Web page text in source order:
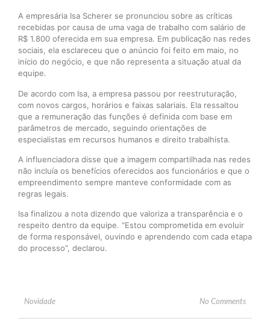
A empresária Isa Scherer se pronunciou sobre as críticas
recebidas por causa de uma vaga de trabalho com salário de
R$ 1.800 oferecida em sua empresa. Em publicação nas redes
sociais, ela esclareceu que o anúncio foi feito em maio, no
início do negócio, e que não representa a situação atual da
equipe.
De acordo com Isa, a empresa passou por reestruturação,
com novos cargos, horários e faixas salariais. Ela ressaltou
que a remuneração das funções é definida com base em
parâmetros de mercado, seguindo orientações de
especialistas em recursos humanos e direito trabalhista.
A influenciadora disse que a imagem compartilhada nas redes
não incluía os benefícios oferecidos aos funcionários e que o
empreendimento sempre manteve conformidade com as
regras legais.
Isa finalizou a nota dizendo que valoriza a transparência e o
respeito dentro da equipe. “Estou comprometida em evoluir
de forma responsável, ouvindo e aprendendo com cada etapa
do processo”, declarou.
Novidade No Comments